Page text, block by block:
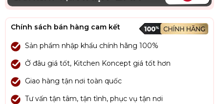
Chính sách bán hàng cam kết
Sản phẩm nhập khẩu chính hãng 100%
Ở đâu giá tốt, Kitchen Koncept giá tốt hơn
Giao hàng tận nơi toàn quốc
Tư vấn tận tâm, tận tình, phục vụ tận nơi